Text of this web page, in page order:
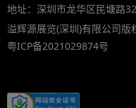
地址：深圳市龙华区民塘路
溢辉源展览(深圳)有限公司
粤ICP备2021029874号